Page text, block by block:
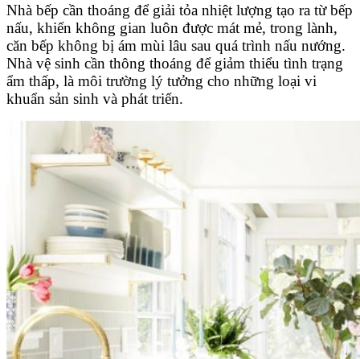
Nhà bếp cần thoáng để giải tỏa nhiệt lượng tạo ra từ bếp
nấu, khiến không gian luôn được mát mẻ, trong lành,
căn bếp không bị ám mùi lâu sau quá trình nấu nướng.
Nhà vệ sinh cần thông thoáng để giảm thiểu tình trạng
ẩm thấp, là môi trường lý tưởng cho những loại vi
khuẩn sản sinh và phát triển.